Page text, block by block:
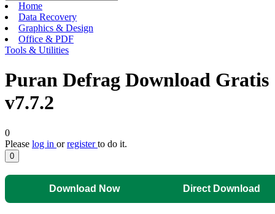
Home
Data Recovery
Graphics & Design
Office & PDF
Tools & Utilities
Puran Defrag Download Gratis
v7.7.2
0
Please log in orregisterto do it.
0
Download Now Direct Download